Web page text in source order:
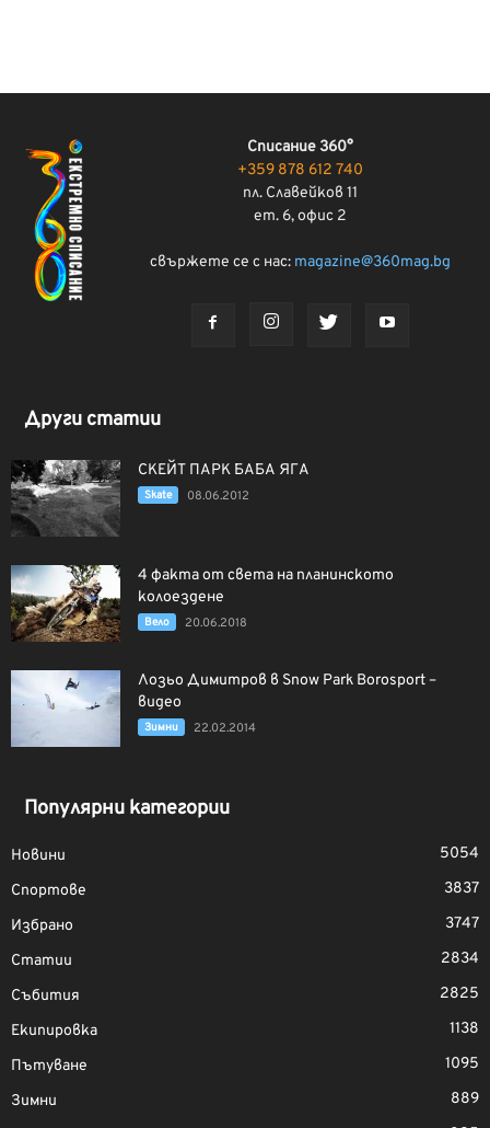
Списание 360°
+359 878 612 740
пл. Славейков 11
ет. 6, офис 2
свържете се с нас: magazine@360mag.bg
Други статии
СКЕЙТ ПАРК БАБА ЯГА
Skate 08.06.2012
4 факта от света на планинското
колоездене
Вело 20.06.2018
Лозьо Димитров в Snow Park Borosport –
видео
Зимни 22.02.2014
Популярни категории
Новини
5054
Спортове
3837
Избрано
3747
Статии
2834
Събития
2825
Екипировка
1138
Пътуване
1095
Зимни
889